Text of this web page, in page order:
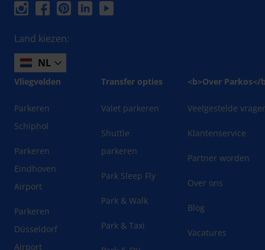
Land kiezen:
NL
Vliegvelden
Parkeren
Schiphol
Parkeren
Eindhoven
Airport
Parkeren
Düsseldorf
Airport
Transfer opties
Valet parkeren
Shuttle
parkeren
Park Sleep Fly
Park & Walk
Park & Taxi
<b>Over Parkos</
Veelgestelde
Klantenservice
Partner worden
Over ons
Blog
Vacatures